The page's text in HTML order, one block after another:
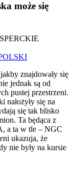
może się
znajdowały się
jednak są od
pustej przestrzeni.
nałożyły się na
się tak blisko
Ta będąca z
a ta w tle – NGC
ukazuja, że
nie były na kursie